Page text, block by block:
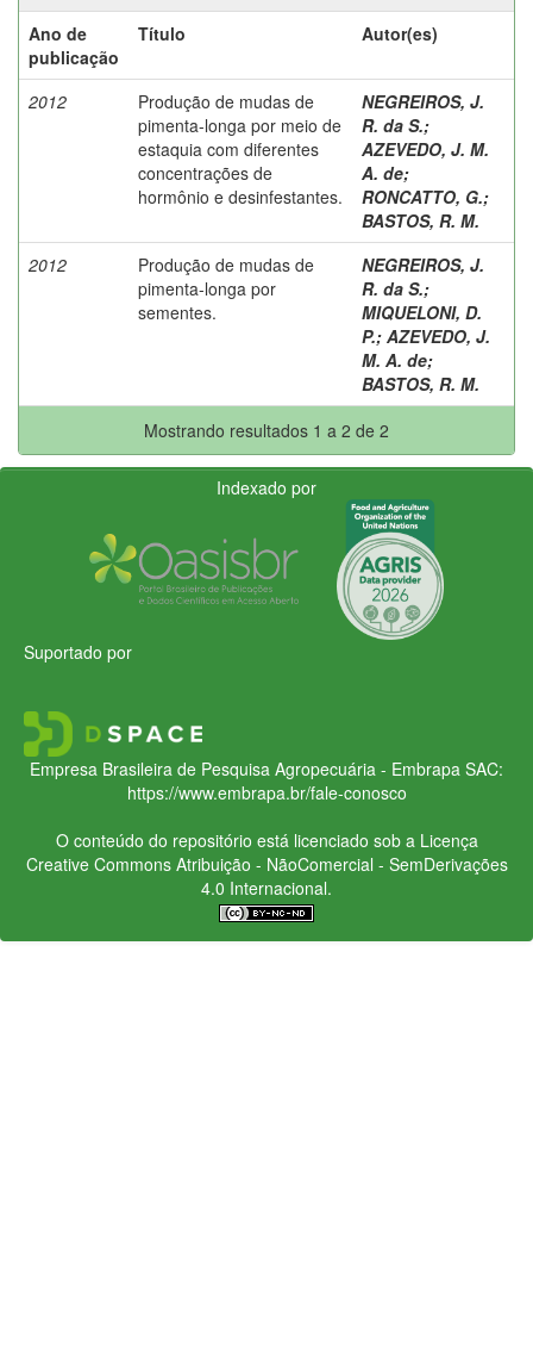
Ano de
publicação
Título Autor(es)
2012
Produção de mudas de
pimenta-longa por meio de
estaquia com diferentes
concentrações de
hormônio e desinfestantes.
NEGREIROS, J.
R. da S.;
AZEVEDO, J. M.
A. de;
RONCATTO, G.;
BASTOS, R. M.
2012
Produção de mudas de
pimenta-longa por
sementes.
NEGREIROS, J.
R. da S.;
MIQUELONI, D.
P.; AZEVEDO, J.
M. A. de;
BASTOS, R. M.
Mostrando resultados 1 a 2 de 2
Indexado por
Suportado por
Empresa Brasileira de Pesquisa Agropecuária - Embrapa SAC:
https://www.embrapa.br/fale-conosco
O conteúdo do repositório está licenciado sob a Licença
Creative CommonsAtribuição - NãoComercial - SemDerivações
4.0 Internacional.